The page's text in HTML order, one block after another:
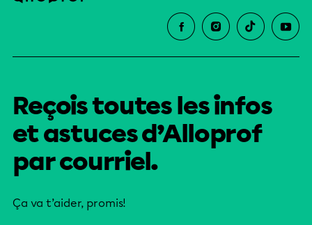
Reçois toutes les infos
et astuces d’Alloprof
par courriel.
Ça va t’aider, promis!